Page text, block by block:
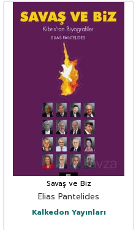
Savaş ve Biz
Elias Pantelides
Kalkedon Yayınları